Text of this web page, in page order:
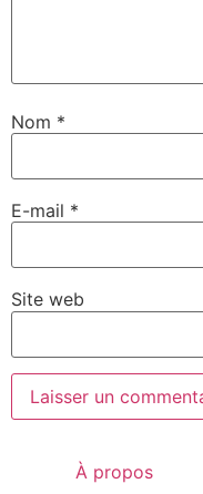
Nom *
E-mail *
Site web
À propos